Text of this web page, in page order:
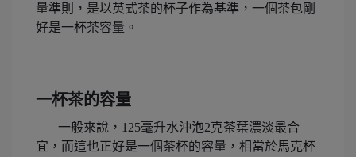
量準則，是以英式茶的杯子作為基準，一個茶包剛
好是一杯茶容量。
一杯茶的容量
一般來說，125毫升水沖泡2克茶葉濃淡最合
宜，而這也正好是一個茶杯的容量，相當於馬克杯